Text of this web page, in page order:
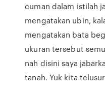
cuman dalam istilah
mengatakan ubin,
mengatakan bata
ukuran tersebut
nah disini saya
tanah. Yuk kita